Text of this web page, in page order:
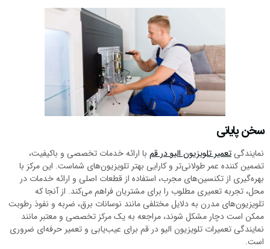
سخن پایانی
نمایندگیتعمیر تلویزیون الیو در قم با ارائه خدمات تخصصی و باکیفیت،
تضمین کننده عمر طولانی‌تر و کارایی بهتر تلویزیون‌های شماست. این مرکز با
بهره‌گیری از تکنسین‌های مجرب، استفاده از قطعات اصلی و ارائه خدمات در
محل، تجربه تعمیری مطلوب را برای مشتریان فراهم می‌کند. از آنجا که
تلویزیون‌های مدرن به دلایل مختلفی مانند نوسانات برق، ضربه و نفوذ رطوبت
ممکن است دچار مشکل شوند، مراجعه به یک مرکز تخصصی و معتبر مانند
نمایندگی تعمیرات تلویزیون الیو در قم برای عیب‌یابی و تعمیر حرفه‌ای ضروری
است.